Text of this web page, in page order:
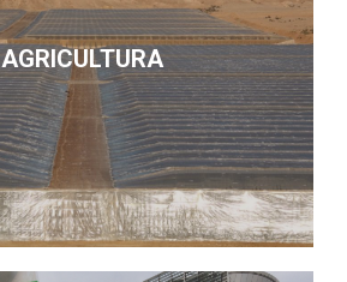
AGRICULTURA